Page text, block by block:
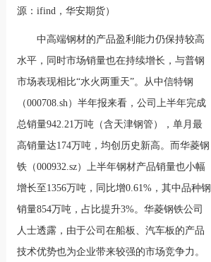
源：ifind，华安期货）
中高端钢材的产品盈利能力仍保持较高
水平，同时市场销量也在持续增长，与普钢
市场表现相比“水火两重天”。从中信特钢
（000708.sh）半年报来看，公司上半年完成
总销量942.21万吨（含天津钢管），单月最
高销量达174万吨，均创历史新高。而华菱钢
铁（000932.sz）上半年钢材产品销量也小幅
增长至1356万吨，同比增0.61%，其中品种钢
销量854万吨，占比提升3%。华菱钢铁公司
人士透露，由于公司在船板、汽车板的产品
技术优势也为企业带来较强的市场竞争力。